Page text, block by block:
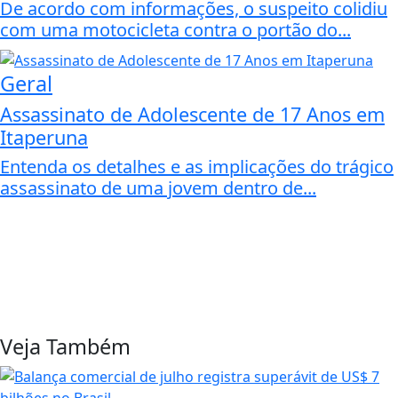
De acordo com informações, o suspeito colidiu
com uma motocicleta contra o portão do...
Geral
Assassinato de Adolescente de 17 Anos em
Itaperuna
Entenda os detalhes e as implicações do trágico
assassinato de uma jovem dentro de...
Veja Também